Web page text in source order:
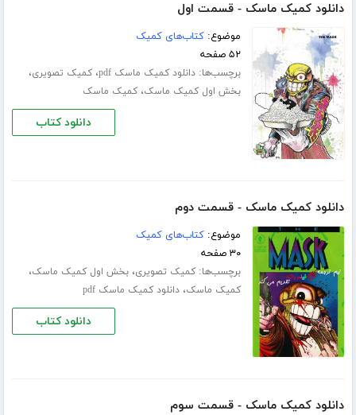
دانلود کمیک ماسک - قسمت اول
موضوع:کتاب‌های کمیک
۵۲ صفحه
برچسب‌ها:دانلود کمیک ماسک pdf ،کمیک تصویری،
بخش اول کمیک ماسک،کمیک ماسک
دانلود کتاب
دانلود کمیک ماسک - قسمت دوم
موضوع:کتاب‌های کمیک
۳۰ صفحه
برچسب‌ها:کمیک تصویری،بخش اول کمیک ماسک،
کمیک ماسک،دانلود کمیک ماسک pdf
دانلود کتاب
دانلود کمیک ماسک - قسمت سوم